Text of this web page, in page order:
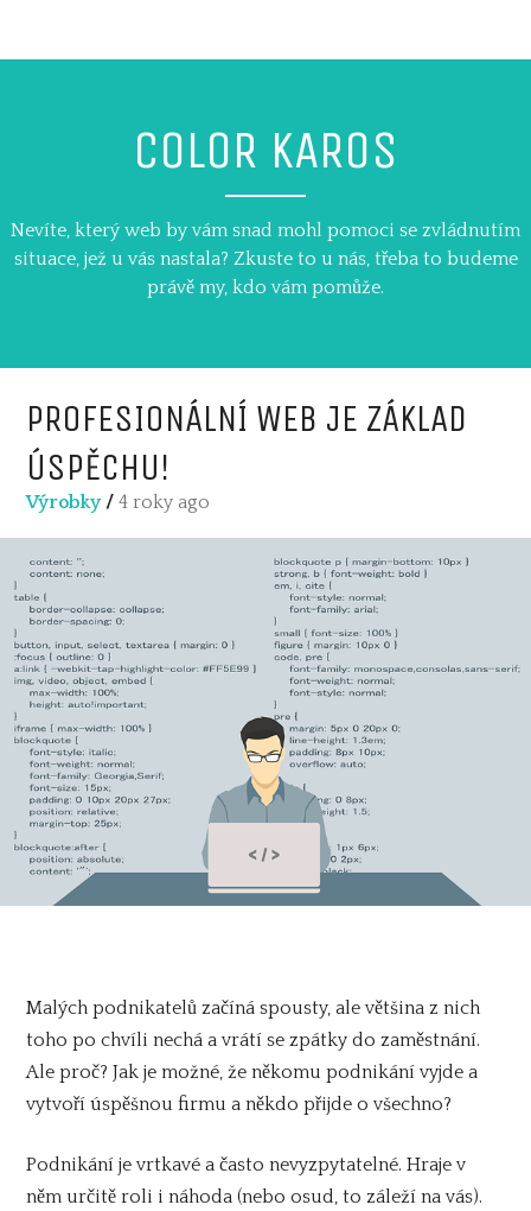
COLOR KAROS
Nevíte, který web by vám snad mohl pomoci se zvládnutím
situace, jež u vás nastala? Zkuste to u nás, třeba to budeme
právě my, kdo vám pomůže.
PROFESIONÁLNÍ WEB JE ZÁKLAD
ÚSPĚCHU!
Výrobky/4 roky ago
Malých podnikatelů začíná spousty, ale většina z nich
toho po chvíli nechá a vrátí se zpátky do zaměstnání.
Ale proč? Jak je možné, že někomu podnikání vyjde a
vytvoří úspěšnou firmu a někdo přijde o všechno?
Podnikání je vrtkavé a často nevyzpytatelné. Hraje v
něm určitě roli i náhoda (nebo osud, to záleží na vás).